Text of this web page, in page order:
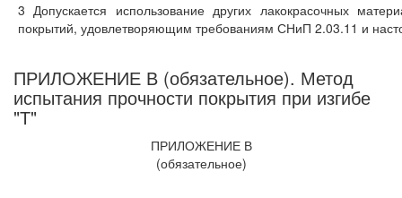
3 Допускается использование других лакокрасочных
покрытий, удовлетворяющим требованиям СНиП 2.03.11 и
ПРИЛОЖЕНИЕ В (обязательное). Метод
испытания прочности покрытия при изгибе
"Т"
ПРИЛОЖЕНИЕ В
(обязательное)